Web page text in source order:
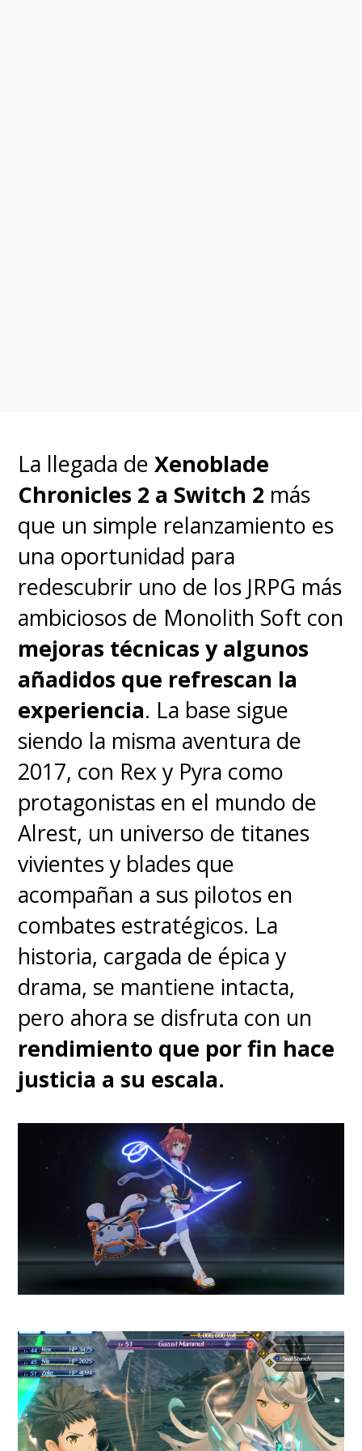
Es importante recalcar que la
dificultad escasi nula. No hay
límite de tiempo,
prácticamente no hay
enemigos que te hagan daño
realy, si te caes por un
barranco, el juego simplemente
te devuelve al instante al borde
de la plataforma, por lo quela
jugabilidad premia la
paciencia y la curiosidadpor
encima de los reflejos.
Más allá del grupo de Yoshis, el
simpático Mr. E y el dúo de
villanos (Bowser Jr. y Kamek), los
verdaderos protagonistas de
criaturas. El nivel de
imaginación puesto en ellas es
espectacular y te encontrarás
pequeñas bestias con
forma de varita para hacer
burbujas, medusas que
actúan como jetpacks
acuáticos y pájaros
rebotadores que juegan al
hula-hula. Incluso el juego te
La llegada deXenoblade
Chronicles 2 a Switch 2 más
que un simple relanzamiento es
una oportunidad para
redescubrir uno de los JRPG más
ambiciosos de Monolith Soft con
mejoras técnicas y algunos
añadidos que refrescan la
experiencia. La base sigue
siendo la misma aventura de
2017, con Rex y Pyra como
protagonistas en el mundo de
Alrest, un universo de titanes
vivientes y blades que
acompañan a sus pilotos en
combates estratégicos. La
historia, cargada de épica y
drama, se mantiene intacta,
pero ahora se disfruta con un
rendimiento que por fin hace
justicia a su escala.